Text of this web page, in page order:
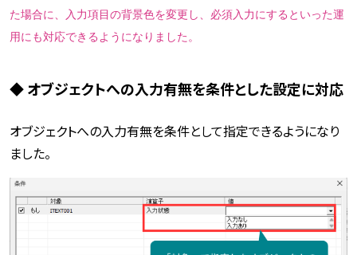
た場合に、入力項目の背景色を変更し、必須入力にするといった運
用にも対応できるようになりました。
◆ オブジェクトへの入力有無を条件とした設定に対応
オブジェクトへの入力有無を条件として指定できるようになり
ました。